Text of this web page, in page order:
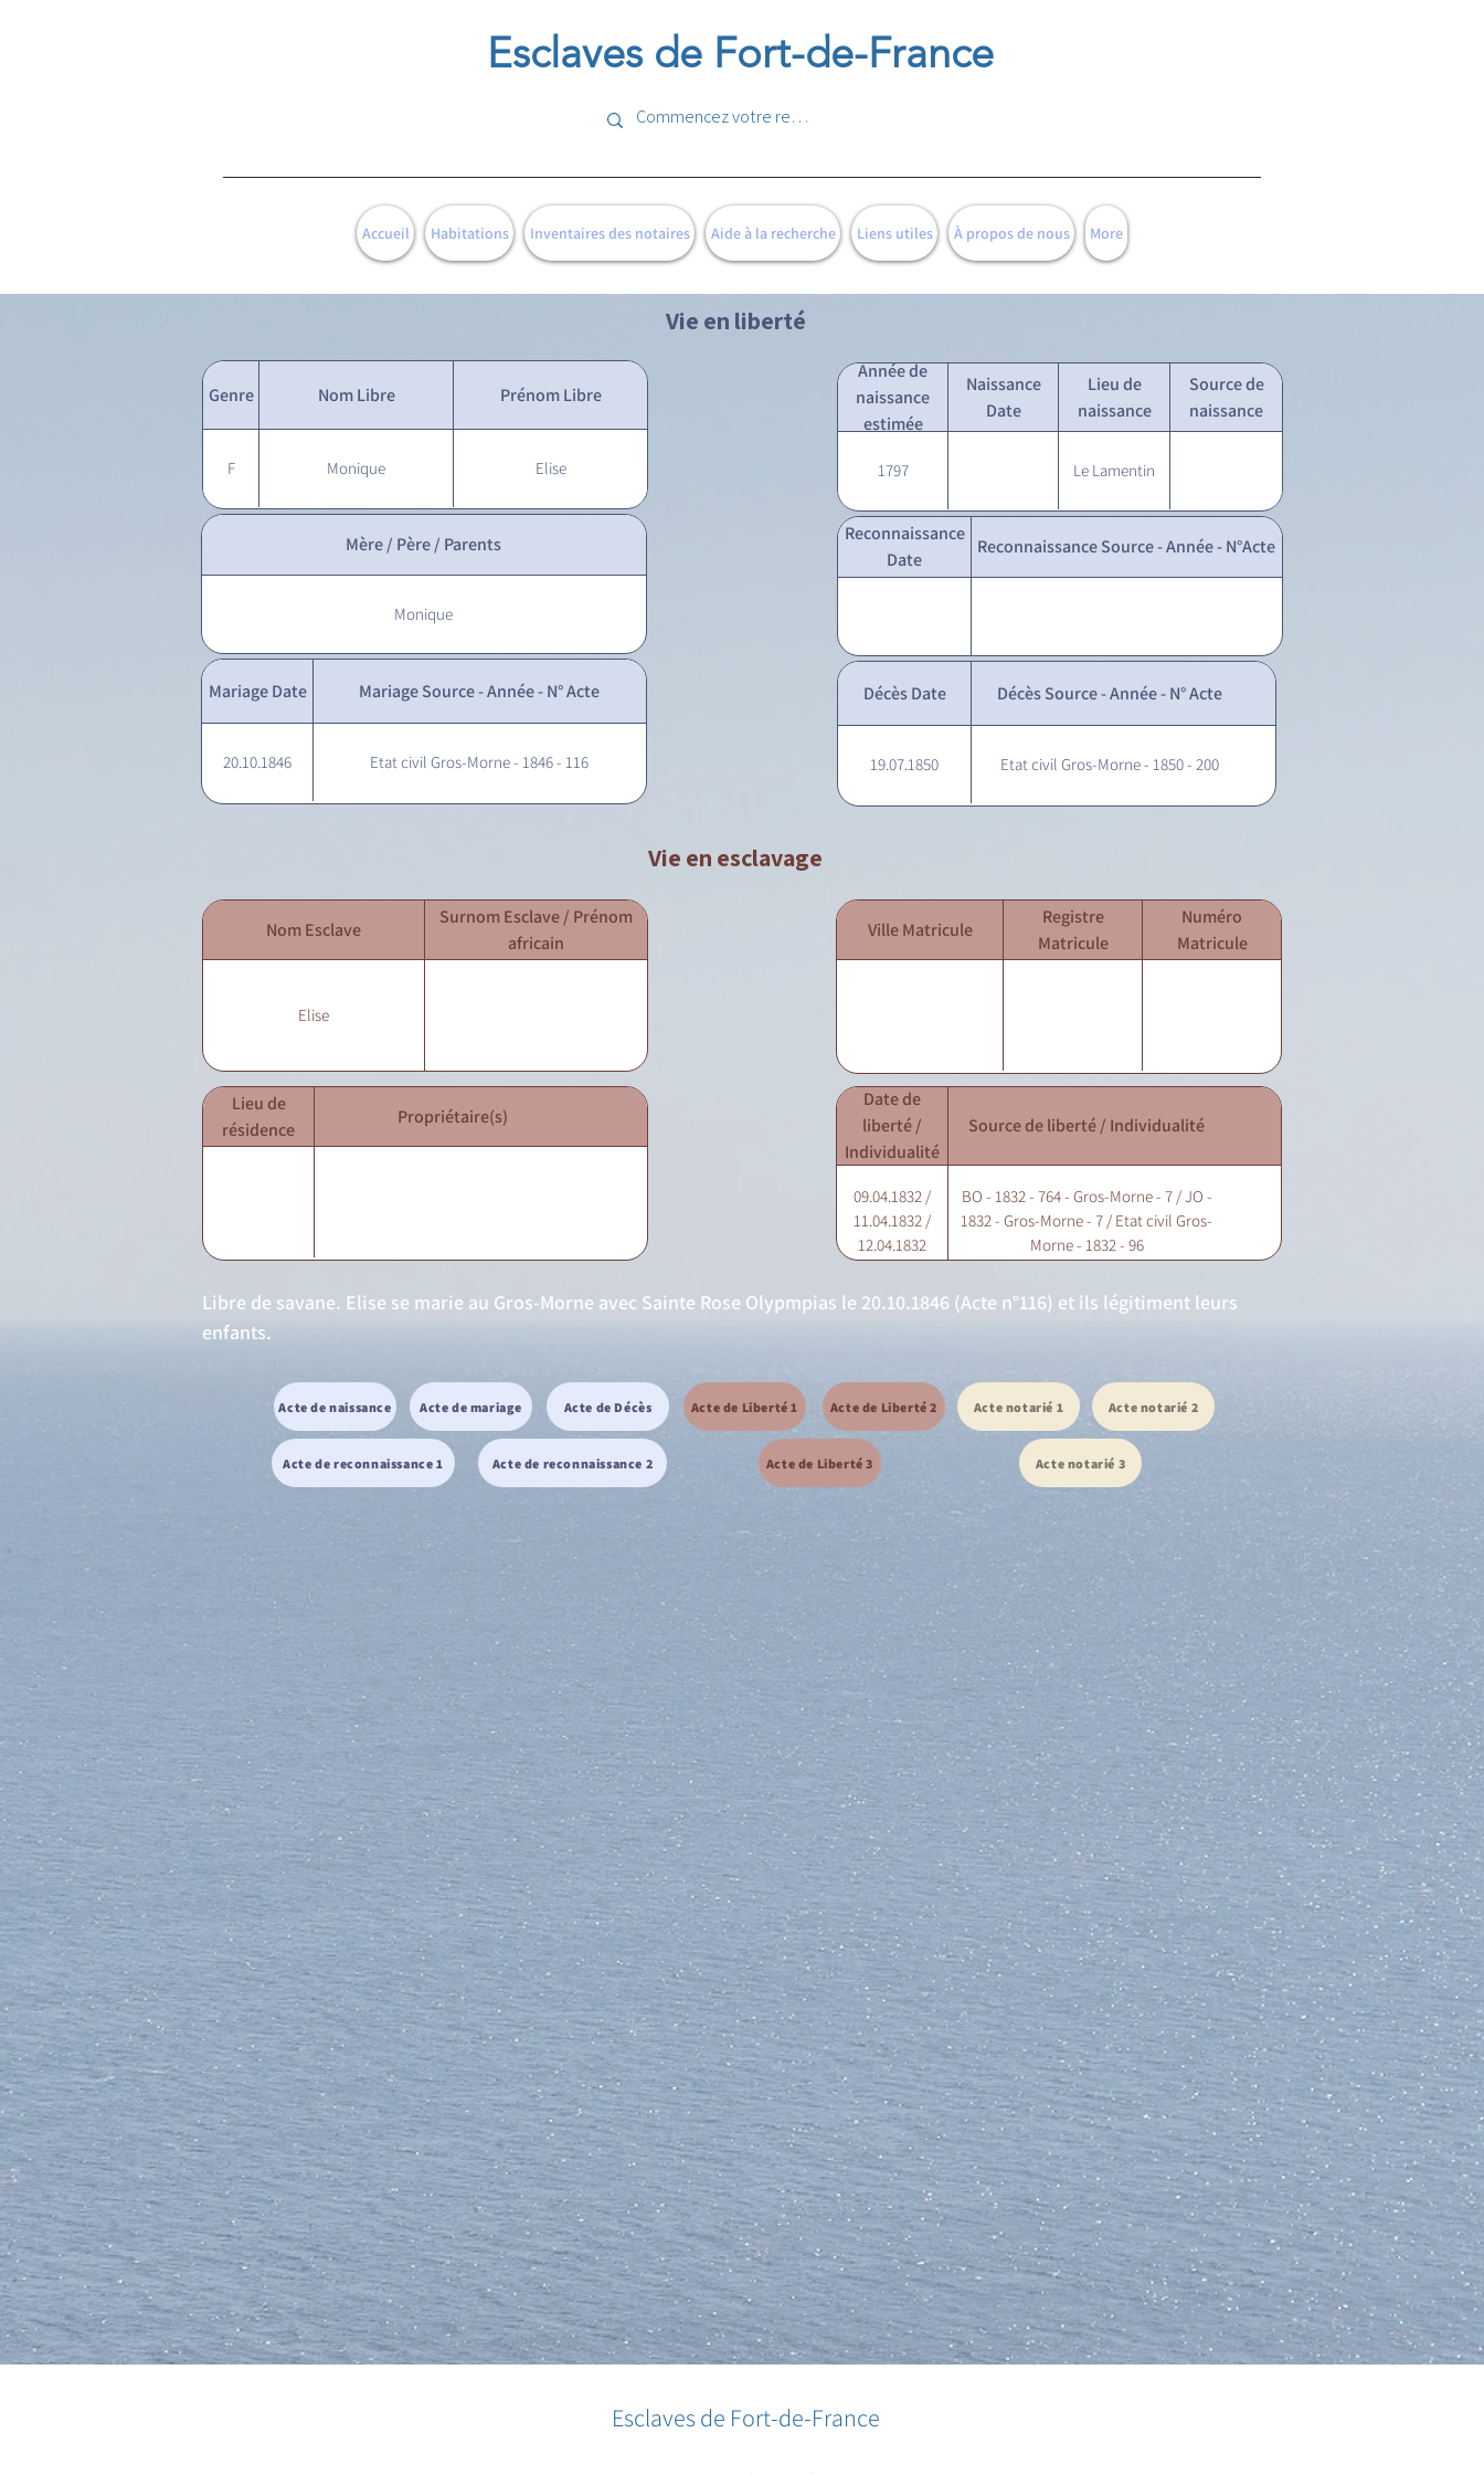
Esclaves de Fort-de-France
Accueil Habitations Inventaires des notaires Aide à la recherche Liens utiles À propos de nous More
Vie en liberté
Genre Nom Libre Prénom Libre
F Monique Elise
Année de
naissance
estimée
Naissance
Date
Lieu de
naissance
Source de
naissance
1797 Le Lamentin
Mère / Père / Parents
Monique
Mariage Date Mariage Source - Année - N° Acte
20.10.1846 Etat civil Gros-Morne - 1846 - 116
Reconnaissance
Date
Reconnaissance Source - Année - N°Acte
Décès Date Décès Source - Année - N° Acte
19.07.1850 Etat civil Gros-Morne - 1850 - 200
Vie en esclavage
Nom Esclave
Surnom Esclave / Prénom
africain
Elise
Ville Matricule
Registre
Matricule
Numéro
Matricule
Lieu de
résidence
Propriétaire(s)
Date de
liberté /
Individualité
Source de liberté / Individualité
09.04.1832 /
11.04.1832 /
12.04.1832
BO - 1832 - 764 - Gros-Morne - 7 / JO -
1832 - Gros-Morne - 7 / Etat civil Gros-
Morne - 1832 - 96
Libre de savane. Elise se marie au Gros-Morne avec Sainte Rose Olypmpias le 20.10.1846 (Acte n°116) et ils légitiment leurs
enfants.
Acte de naissance Acte de mariage Acte de Décès
Acte de reconnaissance 1 Acte de reconnaissance 2
Acte de Liberté 1 Acte de Liberté 2
Acte de Liberté 3
Acte notarié 1 Acte notarié 2
Acte notarié 3
Esclaves de Fort-de-France